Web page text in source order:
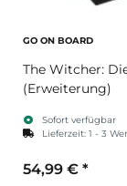
GO ON BOARD
The Witcher:
(Erweiterung)
Sofort verfügbar
Lieferzeit: 1 - 3
54,99 € *